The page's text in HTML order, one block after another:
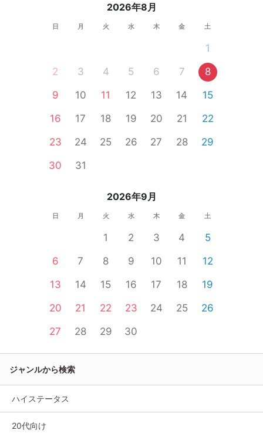
2026年8月
日 月 火 水 木 金 土
1
2
3 4 5 6 7
8
9
10 11 12 13 14
15
16
17 18 19 20 21
22
23
24 25 26 27 28
29
30
31
2026年9月
日 月 火 水 木 金 土
1 2 3 4
5
6
7 8 9 10 11
12
13
14 15 16 17 18
19
20
21 22 23 24 25
26
27
28 29 30
ジャンルから検索
ハイステータス
20代向け